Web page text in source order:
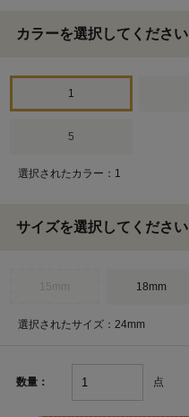
カラーを選択してください
1
5
選択されたカラー：1
サイズを選択してください
18mm
選択されたサイズ：24mm
数量： 点